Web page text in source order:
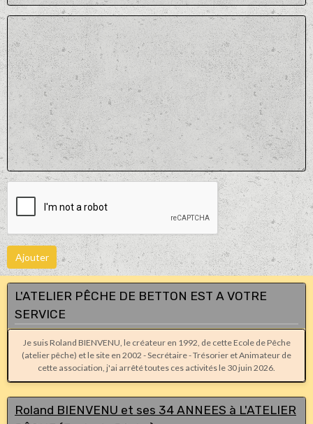
Ajouter
L'ATELIER PÊCHE DE BETTON EST A VOTRE
SERVICE
Je suis Roland BIENVENU, le créateur en 1992, de cette Ecole de Pêche
(atelier pêche) et le site en 2002 - Secrétaire - Trésorier et Animateur de
cette association, j'ai arrêté toutes ces activités le 30 juin 2026.
Roland BIENVENU et ses 34 ANNEES à L'ATELIER